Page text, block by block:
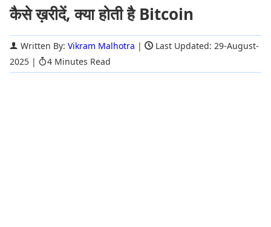
कैसे ख़रीदें, क्या होती है Bitcoin
Written By: Vikram Malhotra |
Last Updated: 29-August-
2025 | 4 Minutes Read